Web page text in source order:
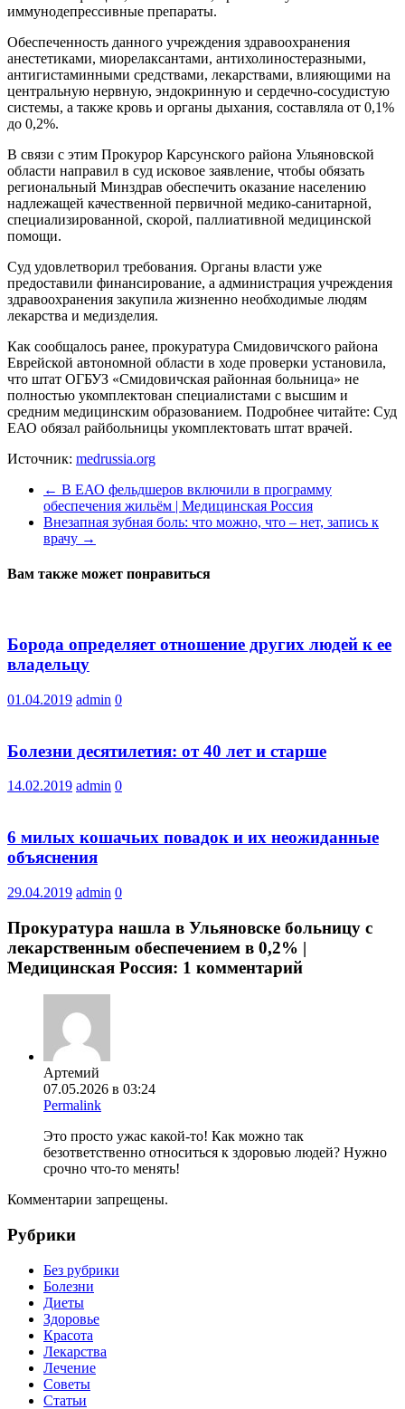
иммунодепрессивные препараты.
Обеспеченность данного учреждения здравоохранения
анестетиками, миорелаксантами, антихолиностеразными,
антигистаминными средствами, лекарствами, влияющими на
центральную нервную, эндокринную и сердечно-сосудистую
системы, а также кровь и органы дыхания, составляла от 0,1%
до 0,2%.
В связи с этим Прокурор Карсунского района Ульяновской
области направил в суд исковое заявление, чтобы обязать
региональный Минздрав обеспечить оказание населению
надлежащей качественной первичной медико-санитарной,
специализированной, скорой, паллиативной медицинской
помощи.
Суд удовлетворил требования. Органы власти уже
предоставили финансирование, а администрация учреждения
здравоохранения закупила жизненно необходимые людям
лекарства и медизделия.
Как сообщалось ранее, прокуратура Смидовичского района
Еврейской автономной области в ходе проверки установила,
что штат ОГБУЗ «Смидовичская районная больница» не
полностью укомплектован специалистами с высшим и
средним медицинским образованием. Подробнее читайте: Суд
ЕАО обязал райбольницы укомплектовать штат врачей.
Источник: medrussia.org
← В ЕАО фельдшеров включили в программу
обеспечения жильём | Медицинская Россия
Внезапная зубная боль: что можно, что – нет, запись к
врачу →
Вам также может понравиться
Борода определяет отношение других людей к ее
владельцу
01.04.2019 admin 0
Болезни десятилетия: от 40 лет и старше
14.02.2019 admin 0
6 милых кошачьих повадок и их неожиданные
объяснения
29.04.2019 admin 0
Прокуратура нашла в Ульяновске больницу с
лекарственным обеспечением в 0,2% |
Медицинская Россия: 1 комментарий
Артемий
07.05.2026 в 03:24
Permalink
Это просто ужас какой-то! Как можно так
безответственно относиться к здоровью людей? Нужно
срочно что-то менять!
Комментарии запрещены.
Рубрики
Без рубрики
Болезни
Диеты
Здоровье
Красота
Лекарства
Лечение
Советы
Статьи